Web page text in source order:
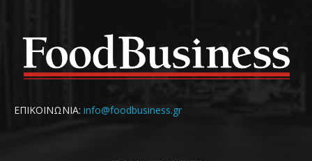
ΕΠΙΚΟΙΝΩΝΙΑ: info@foodbusiness.gr